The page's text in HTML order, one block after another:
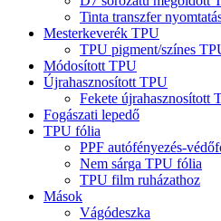
Tinta transzfer
Mesterkeverék TPU
TPU pigment/színes
Módosított TPU
Újrahasznosított TPU
Fekete újrahasznosított
Fogászati ​​lepedő
TPU fólia
PPF autófényezés-
Nem sárga TPU fólia
TPU film ruházathoz
Mások
Vágódeszka